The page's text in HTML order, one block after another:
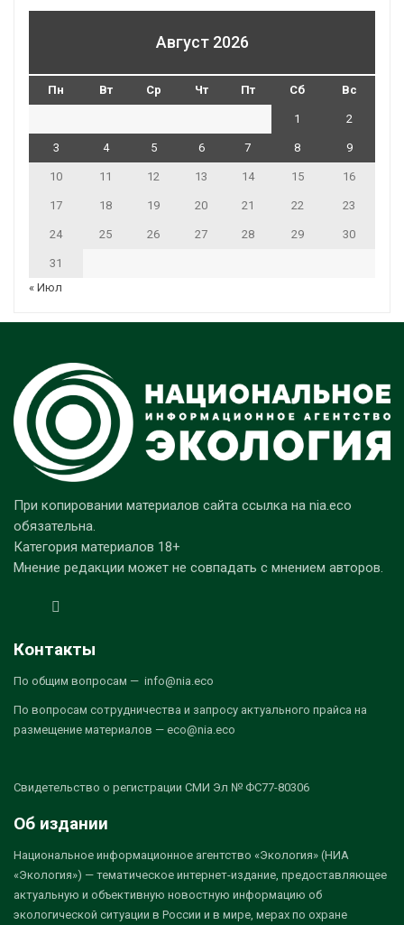
Август 2026
Пн Вт Ср Чт Пт Сб Вс
1 2
3 4 5 6 7 8 9
10 11 12 13 14 15 16
17 18 19 20 21 22 23
24 25 26 27 28 29 30
31
« Июл
При копировании материалов сайта ссылка на nia.eco
обязательна.
Категория материалов 18+
Мнение редакции может не совпадать с мнением авторов.
Контакты
По общим вопросам — info@nia.eco
По вопросам сотрудничества и запросу актуального прайса на
размещение материалов — eco@nia.eco
Свидетельство о регистрации СМИ Эл № ФС77-80306
Об издании
Национальное информационное агентство «Экология» (НИА
«Экология») — тематическое интернет-издание, предоставляющее
актуальную и объективную новостную информацию об
экологической ситуации в России и в мире, мерах по охране